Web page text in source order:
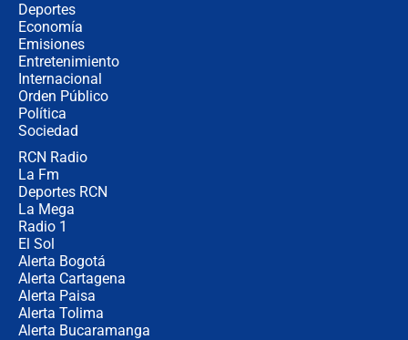
Deportes
Economía
Emisiones
Entretenimiento
Internacional
Orden Público
Política
Sociedad
RCN Radio
La Fm
Deportes RCN
La Mega
Radio 1
El Sol
Alerta Bogotá
Alerta Cartagena
Alerta Paisa
Alerta Tolima
Alerta Bucaramanga